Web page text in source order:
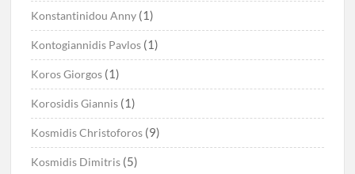
Konstantinidou Anny (1)
Kontogiannidis Pavlos (1)
Koros Giorgos (1)
Korosidis Giannis (1)
Kosmidis Christoforos (9)
Kosmidis Dimitris (5)